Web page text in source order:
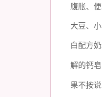
腹胀、
大豆、
白配方
解的钙皂
果不按